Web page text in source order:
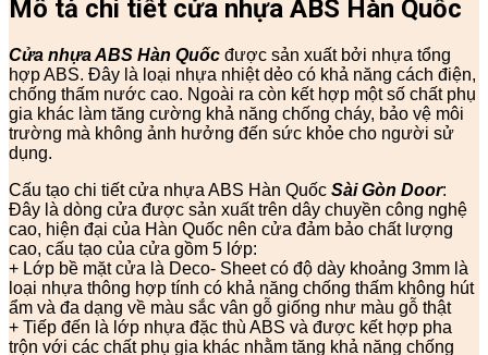
Mô tả chi tiết cửa nhựa ABS Hàn Quốc
Cửa nhựa ABS Hàn Quốc được sản xuất bởi nhựa tổng
hợp ABS. Đây là loại nhựa nhiệt dẻo có khả năng cách điện,
chống thấm nước cao. Ngoài ra còn kết hợp một số chất phụ
gia khác làm tăng cường khả năng chống cháy, bảo vệ môi
trường mà không ảnh hưởng đến sức khỏe cho người sử
dụng.
Cấu tạo chi tiết cửa nhựa ABS Hàn Quốc Sài Gòn Door:
Đây là dòng cửa được sản xuất trên dây chuyền công nghệ
cao, hiện đại của Hàn Quốc nên cửa đảm bảo chất lượng
cao, cấu tạo của cửa gồm 5 lớp:
+ Lớp bề mặt cửa là Deco- Sheet có độ dày khoảng 3mm là
loại nhựa thông hợp tính có khả năng chống thấm không hút
ẩm và đa dạng về màu sắc vân gỗ giống như màu gỗ thật
+ Tiếp đến là lớp nhựa đặc thù ABS và được kết hợp pha
trộn với các chất phụ gia khác nhằm tăng khả năng chống